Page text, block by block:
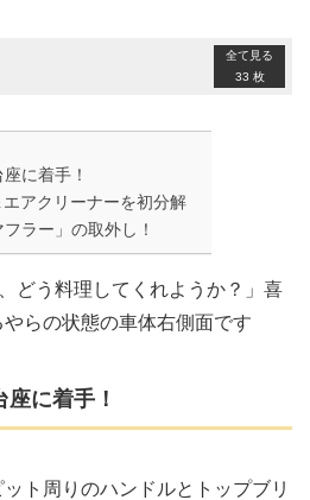
全て見る
33 枚
に着手！
アクリーナーを初分解
ラー」の取外し！
どう料理してくれようか？」喜
らの状態の車体右側面です
に着手！
ト周りのハンドルとトップブリ